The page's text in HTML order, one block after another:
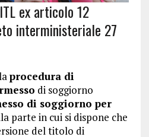
ex articolo 12
interministeriale 27
procedura di
di soggiorno
di soggiorno per
parte in cui si dispone che
del titolo di